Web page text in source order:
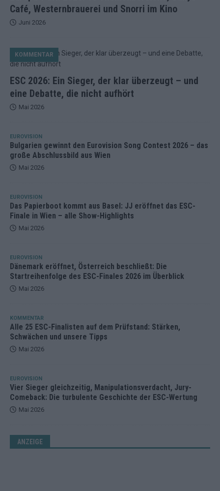
Café, Westernbrauerei und Snorri im Kino
Juni 2026
ESC 2026: Ein Sieger, der klar überzeugt – und
eine Debatte, die nicht aufhört
KOMMENTAR
Mai 2026
EUROVISION
Bulgarien gewinnt den Eurovision Song Contest 2026 – das
große Abschlussbild aus Wien
Mai 2026
EUROVISION
Das Papierboot kommt aus Basel: JJ eröffnet das ESC-
Finale in Wien – alle Show-Highlights
Mai 2026
EUROVISION
Dänemark eröffnet, Österreich beschließt: Die
Startreihenfolge des ESC-Finales 2026 im Überblick
Mai 2026
KOMMENTAR
Alle 25 ESC-Finalisten auf dem Prüfstand: Stärken,
Schwächen und unsere Tipps
Mai 2026
EUROVISION
Vier Sieger gleichzeitig, Manipulationsverdacht, Jury-
Comeback: Die turbulente Geschichte der ESC-Wertung
Mai 2026
ANZEIGE